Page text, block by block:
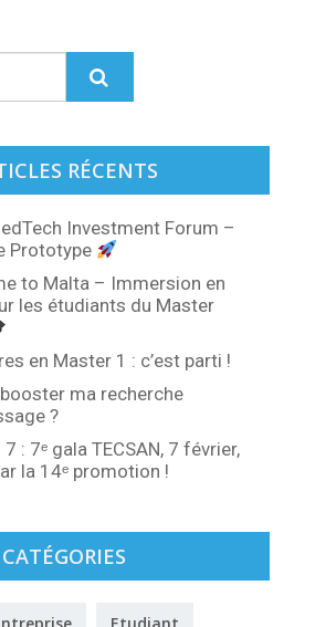
RÉCENTS
Investment Forum –
Prototype
to Malta – Immersion en
les étudiants du Master
en Master 1 : c’est parti !
ma recherche
?
7 : 7ᵉ gala TECSAN, 7 février,
la 14ᵉ promotion !
CATÉGORIES